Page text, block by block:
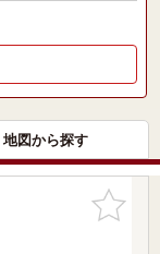
地図から探す
お気に入
りに追加